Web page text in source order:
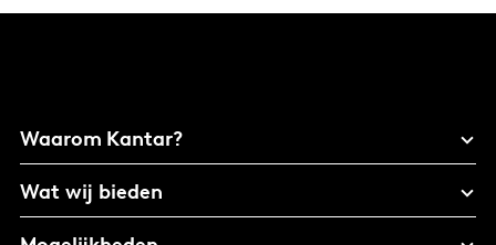
Waarom Kantar?
Wat wij bieden